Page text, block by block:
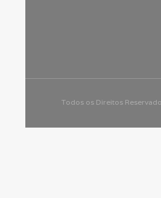
Todos os Direitos